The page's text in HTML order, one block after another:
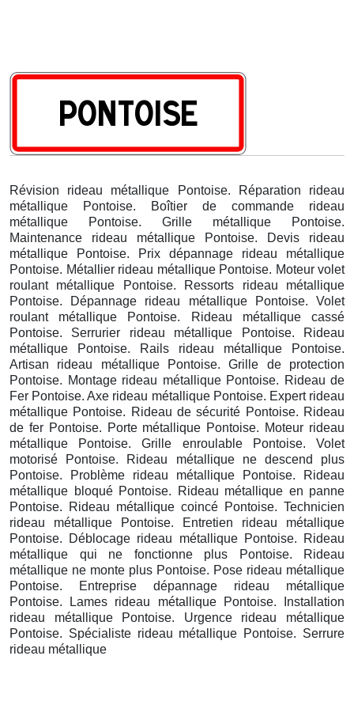
Révision rideau métallique Pontoise. Réparation rideau
métallique Pontoise. Boîtier de commande rideau
métallique Pontoise. Grille métallique Pontoise.
Maintenance rideau métallique Pontoise. Devis rideau
métallique Pontoise. Prix dépannage rideau métallique
Pontoise. Métallier rideau métallique Pontoise. Moteur volet
roulant métallique Pontoise. Ressorts rideau métallique
Pontoise. Dépannage rideau métallique Pontoise. Volet
roulant métallique Pontoise. Rideau métallique cassé
Pontoise. Serrurier rideau métallique Pontoise. Rideau
métallique Pontoise. Rails rideau métallique Pontoise.
Artisan rideau métallique Pontoise. Grille de protection
Pontoise. Montage rideau métallique Pontoise. Rideau de
Fer Pontoise. Axe rideau métallique Pontoise. Expert rideau
métallique Pontoise. Rideau de sécurité Pontoise. Rideau
de fer Pontoise. Porte métallique Pontoise. Moteur rideau
métallique Pontoise. Grille enroulable Pontoise. Volet
motorisé Pontoise. Rideau métallique ne descend plus
Pontoise. Problème rideau métallique Pontoise. Rideau
métallique bloqué Pontoise. Rideau métallique en panne
Pontoise. Rideau métallique coincé Pontoise. Technicien
rideau métallique Pontoise. Entretien rideau métallique
Pontoise. Déblocage rideau métallique Pontoise. Rideau
métallique qui ne fonctionne plus Pontoise. Rideau
métallique ne monte plus Pontoise. Pose rideau métallique
Pontoise. Entreprise dépannage rideau métallique
Pontoise. Lames rideau métallique Pontoise. Installation
rideau métallique Pontoise. Urgence rideau métallique
Pontoise. Spécialiste rideau métallique Pontoise. Serrure
rideau métallique